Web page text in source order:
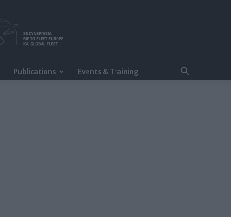
Publications Events & Training